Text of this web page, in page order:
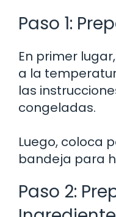
Paso 1:
En primer
a la
las
congeladas.
Luego, coloca
bandeja para
Paso 2: